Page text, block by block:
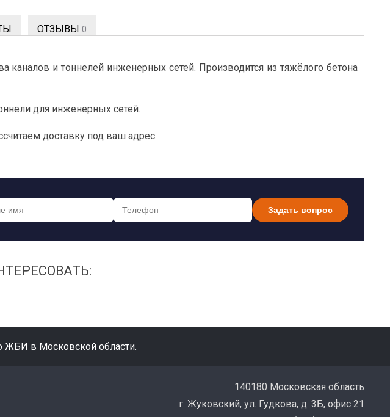
ОТЗЫВЫ 0
и тоннелей инженерных сетей. Производится из тяжёлого бетона
для инженерных сетей.
доставку под ваш адрес.
Задать вопрос
ЖБИ в Московской области.
140180 Московская область
г. Жуковский, ул. Гудкова, д. 3Б, офис 21